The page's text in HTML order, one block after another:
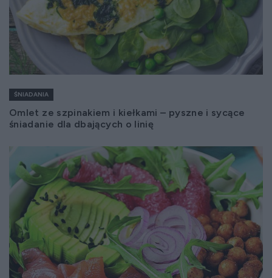
ŚNIADANIA
Omlet ze szpinakiem i kiełkami – pyszne i sycące
śniadanie dla dbających o linię